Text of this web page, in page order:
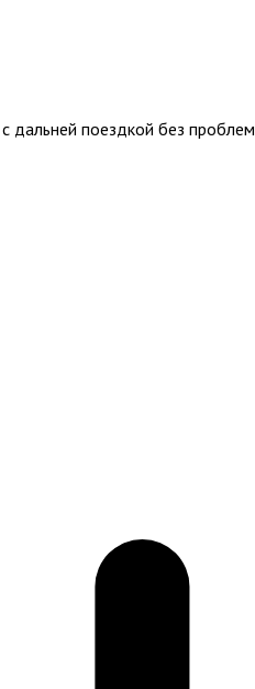
дальней поездкой без проблем